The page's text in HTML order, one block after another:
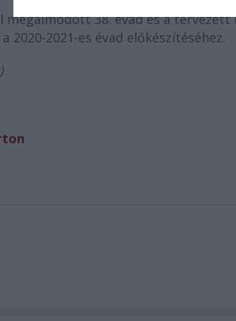
megálmodott 38. évad és a
2020-2021-es évad előkészítéséhez.